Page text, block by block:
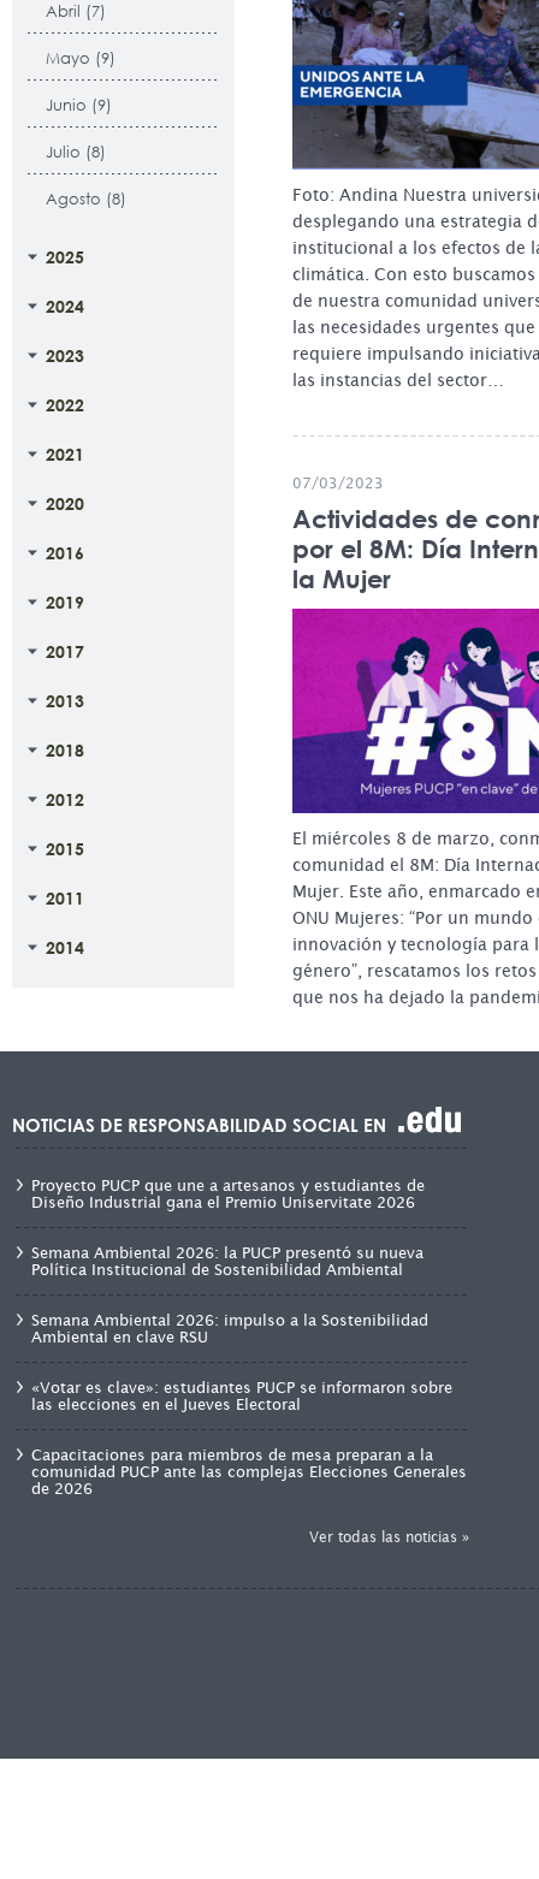
Abril (7)
Mayo (9)
Junio (9)
Julio (8)
Agosto (8)
2025
2024
2023
2022
2021
2020
2016
2019
2017
2013
2018
2012
2015
2011
2014
Foto: Andina Nuestra
desplegando una estrategia
institucional a los efectos de
climática. Con esto
de nuestra comunidad
las necesidades urgentes
requiere impulsando
las instancias del sector…
07/03/2023
Actividades de
por el 8M: Día
la Mujer
El miércoles 8 de marzo,
comunidad el 8M: Día
Mujer. Este año, enmarcado
ONU Mujeres: “Por un
innovación y tecnología para
género”, rescatamos los
que nos ha dejado la
NOTICIAS DE RESPONSABILIDAD SOCIAL EN
Proyecto PUCP que une a artesanos y estudiantes de
Diseño Industrial gana el Premio Uniservitate 2026
Semana Ambiental 2026: la PUCP presentó su nueva
Política Institucional de Sostenibilidad Ambiental
Semana Ambiental 2026: impulso a la Sostenibilidad
Ambiental en clave RSU
«Votar es clave»: estudiantes PUCP se informaron sobre
las elecciones en el Jueves Electoral
Capacitaciones para miembros de mesa preparan a la
comunidad PUCP ante las complejas Elecciones Generales
de 2026
Ver todas las noticias »